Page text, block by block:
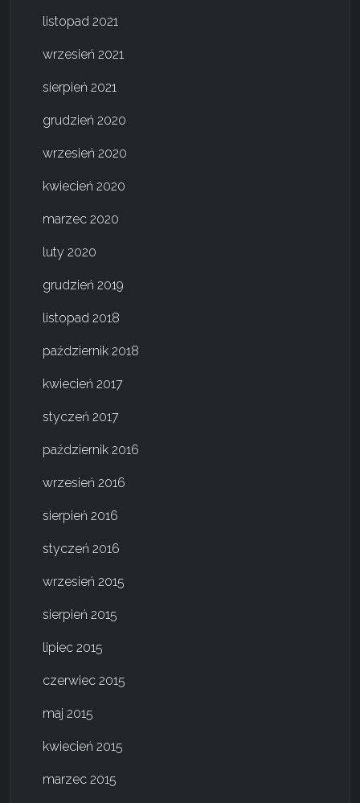
listopad 2021
wrzesień 2021
sierpień 2021
grudzień 2020
wrzesień 2020
kwiecień 2020
marzec 2020
luty 2020
grudzień 2019
listopad 2018
październik 2018
kwiecień 2017
styczeń 2017
październik 2016
wrzesień 2016
sierpień 2016
styczeń 2016
wrzesień 2015
sierpień 2015
lipiec 2015
czerwiec 2015
maj 2015
kwiecień 2015
marzec 2015